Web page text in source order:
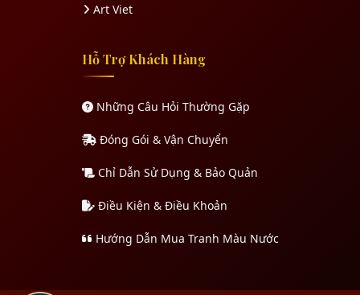
Art Viet
Hỗ Trợ Khách Hàng
Những Câu Hỏi Thường Gặp
Đóng Gói & Vận Chuyển
Chỉ Dẫn Sử Dụng & Bảo Quản
Điều Kiện & Điều Khoản
Hướng Dẫn Mua Tranh Màu Nước